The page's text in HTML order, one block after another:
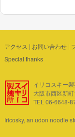
アクセス | お問い合わせ|
Special thanks
イリコスキー
大阪市西区新
TEL 06-6648-
Iricosky, an udon noodle